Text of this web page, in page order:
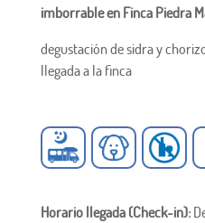
imborrable en Finca Piedra
degustación de sidra y
llegada a la finca
Horario llegada (Check-in):